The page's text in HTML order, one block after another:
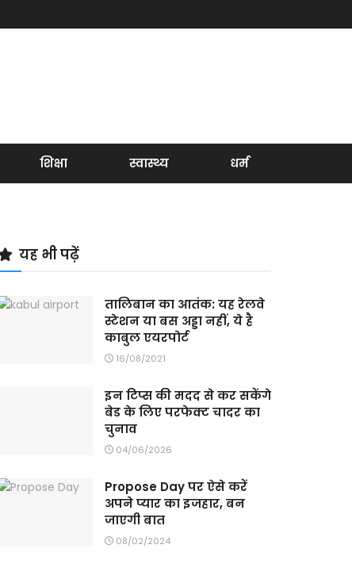
शिक्षा स्वास्थ्य धर्म
यह भी पढ़ें
तालिबान का आतंक: यह रेलवे
स्टेशन या बस अड्डा नहीं, ये है
काबुल एयरपोर्ट
16/08/2021
इन टिप्स की मदद से कर सकेंगे
बेड के लिए परफेक्ट चादर का
चुनाव
04/06/2026
Propose Day पर ऐसे करें
अपने प्यार का इजहार, बन
जाएगी बात
08/02/2024